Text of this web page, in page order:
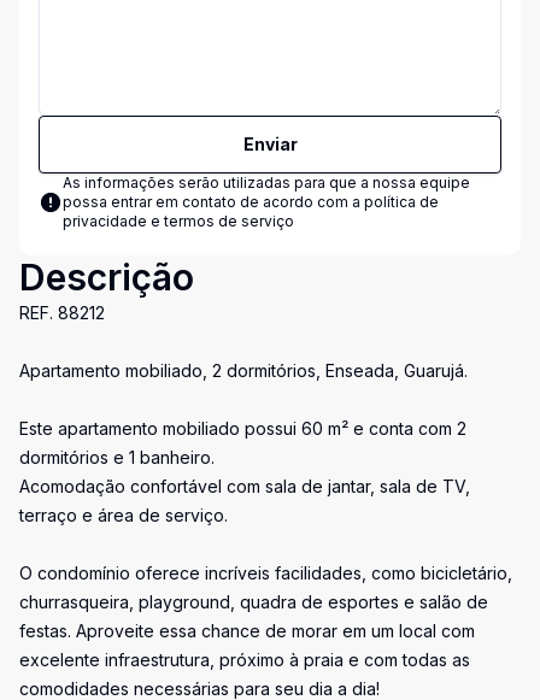
Enviar
As informações serão utilizadas para que a nossa equipe
possa entrar em contato de acordo com a política de
privacidade e termos de serviço
Descrição
REF. 88212
Apartamento mobiliado, 2 dormitórios, Enseada, Guarujá.
Este apartamento mobiliado possui 60 m² e conta com 2
dormitórios e 1 banheiro.
Acomodação confortável com sala de jantar, sala de TV,
terraço e área de serviço.
O condomínio oferece incríveis facilidades, como bicicletário,
churrasqueira, playground, quadra de esportes e salão de
festas. Aproveite essa chance de morar em um local com
excelente infraestrutura, próximo à praia e com todas as
comodidades necessárias para seu dia a dia!